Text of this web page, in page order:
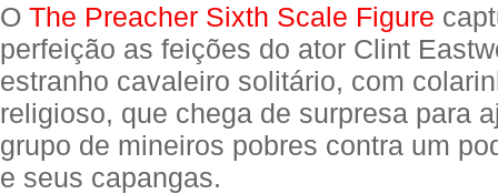
O The Preacher Sixth Scale Figure
perfeição as feições do ator Clint
estranho cavaleiro solitário, com
religioso, que chega de surpresa para
grupo de mineiros pobres contra um
e seus capangas.